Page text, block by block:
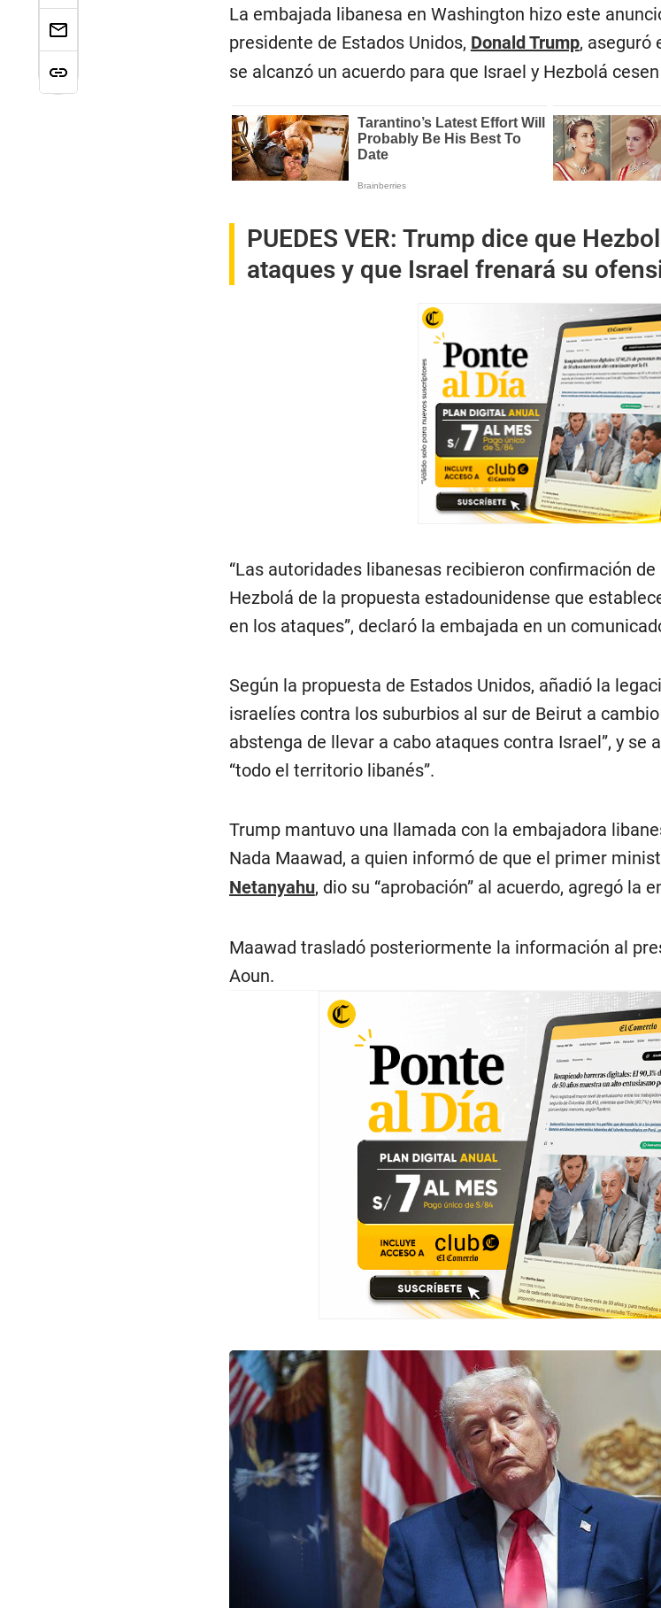
La embajada libanesa en Washington hizo este
presidente de Estados Unidos, Donald Trump, aseguró
se alcanzó un acuerdo para que Israel y Hezbolá
PUEDES VER: Trump dice que
ataques y que Israel frenará su
“Las autoridades libanesas recibieron confirmación
Hezbolá de la propuesta estadounidense que
en los ataques”, declaró la embajada en un
Según la propuesta de Estados Unidos, añadió la
israelíes contra los suburbios al sur de Beirut a
abstenga de llevar a cabo ataques contra Israel”, y se
“todo el territorio libanés”.
Trump mantuvo una llamada con la embajadora
Nada Maawad, a quien informó de que el primer
Netanyahu, dio su “aprobación” al acuerdo, agregó la
Maawad trasladó posteriormente la información al
Aoun.